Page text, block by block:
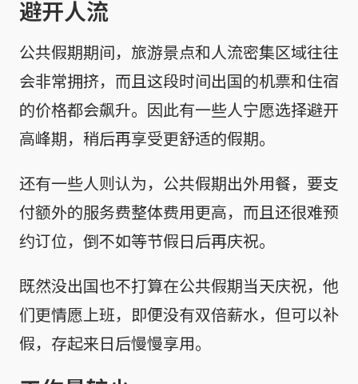
避开人流
公共假期期间，旅游景点和人流密集区域往往
会非常拥挤，而且这段时间出国的机票和住宿
的价格都会飙升。因此有一些人宁愿选择避开
高峰期，稍后再享受更舒适的假期。
还有一些人则认为，公共假期出外用餐，要支
付额外的服务费整体费用更高，而且还很难预
约订位，倒不如等节假日后再庆祝。
既然没出国也不打算在公共假期当天庆祝，他
们更情愿上班，即便没有双倍薪水，但可以补
假，存起来日后慢慢享用。